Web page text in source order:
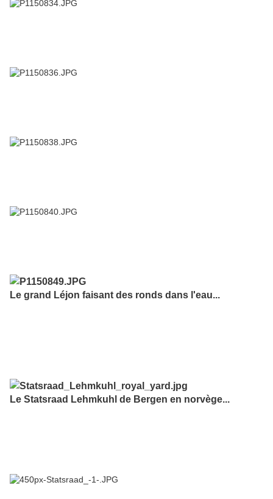
Le grand Léjon faisant des ronds dans l'eau...
Le Statsraad Lehmkuhl de Bergen en norvège...